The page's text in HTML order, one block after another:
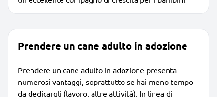
Prendere un cane adulto in adozione
Prendere un cane adulto in adozione presenta
numerosi vantaggi, soprattutto se hai meno tempo
da dedicargli (lavoro, altre attività). In linea di